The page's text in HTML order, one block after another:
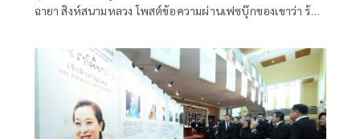
ฉายา สิงห์สนามหลวง โพสต์ข้อความผ่านเฟซบุ๊กของเขาว่า ร้อง